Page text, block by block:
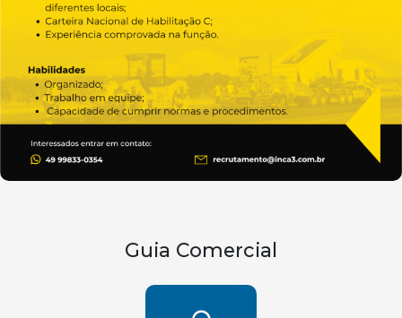
Guia Comercial